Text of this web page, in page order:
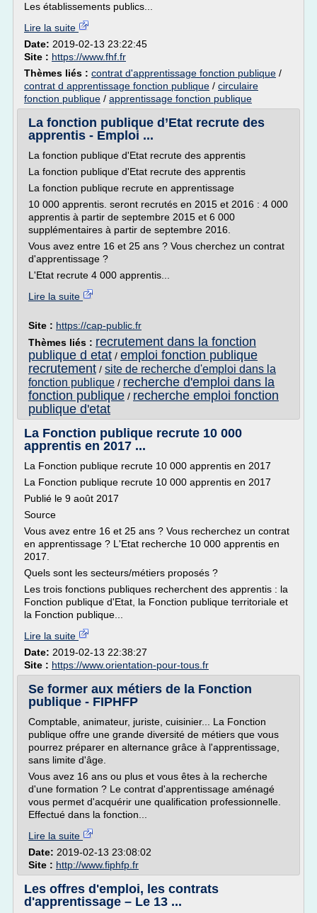
Les établissements publics...
Lire la suite
Date: 2019-02-13 23:22:45
Site : https://www.fhf.fr
Thèmes liés : contrat d'apprentissage fonction publique /
contrat d apprentissage fonction publique / circulaire
fonction publique / apprentissage fonction publique
La fonction publique d’Etat recrute des
apprentis - Emploi ...
La fonction publique d'Etat recrute des apprentis
La fonction publique d'Etat recrute des apprentis
La fonction publique recrute en apprentissage
10 000 apprentis. seront recrutés en 2015 et 2016 : 4 000
apprentis à partir de septembre 2015 et 6 000
supplémentaires à partir de septembre 2016.
Vous avez entre 16 et 25 ans ? Vous cherchez un contrat
d'apprentissage ?
L'Etat recrute 4 000 apprentis...
Lire la suite
Site : https://cap-public.fr
Thèmes liés : recrutement dans la fonction
publique d etat / emploi fonction publique
recrutement / site de recherche d'emploi dans la
fonction publique / recherche d'emploi dans la
fonction publique / recherche emploi fonction
publique d'etat
La Fonction publique recrute 10 000
apprentis en 2017 ...
La Fonction publique recrute 10 000 apprentis en 2017
La Fonction publique recrute 10 000 apprentis en 2017
Publié le 9 août 2017
Source
Vous avez entre 16 et 25 ans ? Vous recherchez un contrat
en apprentissage ? L'Etat recherche 10 000 apprentis en
2017.
Quels sont les secteurs/métiers proposés ?
Les trois fonctions publiques recherchent des apprentis : la
Fonction publique d'Etat, la Fonction publique territoriale et
la Fonction publique...
Lire la suite
Date: 2019-02-13 22:38:27
Site : https://www.orientation-pour-tous.fr
Se former aux métiers de la Fonction
publique - FIPHFP
Comptable, animateur, juriste, cuisinier... La Fonction
publique offre une grande diversité de métiers que vous
pourrez préparer en alternance grâce à l'apprentissage,
sans limite d'âge.
Vous avez 16 ans ou plus et vous êtes à la recherche
d'une formation ? Le contrat d'apprentissage aménagé
vous permet d'acquérir une qualification professionnelle.
Effectué dans la fonction...
Lire la suite
Date: 2019-02-13 23:08:02
Site : http://www.fiphfp.fr
Les offres d'emploi, les contrats
d'apprentissage – Le 13 ...